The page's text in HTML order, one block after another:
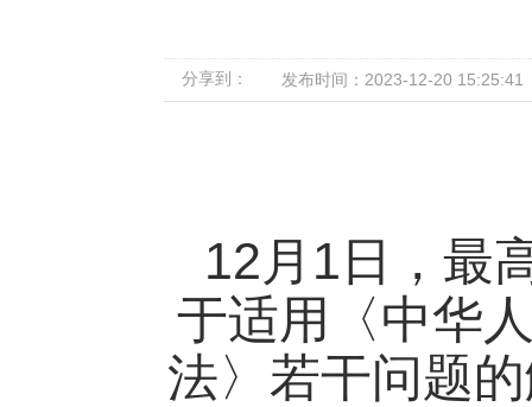
分享到： 发布时间：2023-12-20 15:25:41
12 月 1 日，最
于适用〈中华
法〉若干问题